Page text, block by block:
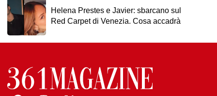
Helena Prestes e Javier: sbarcano sul
Red Carpet di Venezia. Cosa accadrà